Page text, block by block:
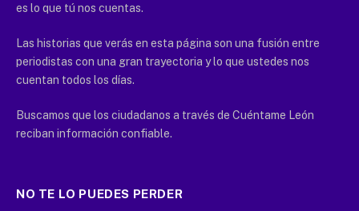
es lo que tú nos cuentas.
Las historias que verás en esta página son una fusión entre
periodistas con una gran trayectoria y lo que ustedes nos
cuentan todos los días.
Buscamos que los ciudadanos a través de Cuéntame León
reciban información confiable.
NO TE LO PUEDES PERDER